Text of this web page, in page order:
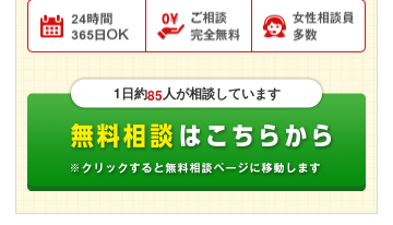
1日約85人が相談しています